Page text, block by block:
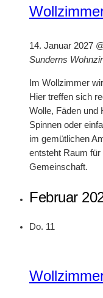
14. Januar 2027
Sunderns
Im Wollzimmer
Hier treffen sich
Wolle, Fäden und
Spinnen oder
im gemütlichen
entsteht Raum
Gemeinschaft.
Februar
Do. 11